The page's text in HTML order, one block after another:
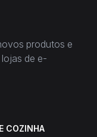
produtos e
de e-
COZINHA